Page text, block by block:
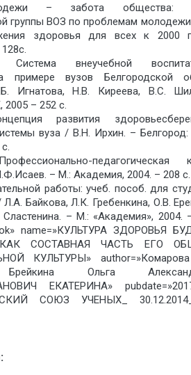
– забота общества:
группы ВОЗ по проблемам молодежи
здоровья для всех к
внеучебной
примере вузов Белгородской
Игнатова, Н.В. Киреева, В.С.
– 252 с.
развития
вуза / В.Н. Ирхин. –
педагогическая
– М.: Академия, 2004. – 208 с.
работы: учеб. пособ. для
Байкова, Л.К. Гребенкина, О.В.
– М.: «Академия», 2004.
name=»КУЛЬТУРА ЗДОРОВЬЯ
СОСТАВНАЯ ЧАСТЬ ЕГО
КУЛЬТУРЫ»
Брейкина Ольга
ЕКАТЕРИНА»
СОЮЗ УЧЕНЫХ_